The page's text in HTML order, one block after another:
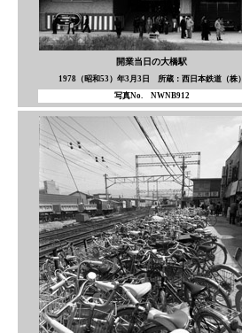
開業当日の大橋駅
1978（昭和53）年3月3日 所蔵：西日本鉄道（株）
写真No. NWNB912